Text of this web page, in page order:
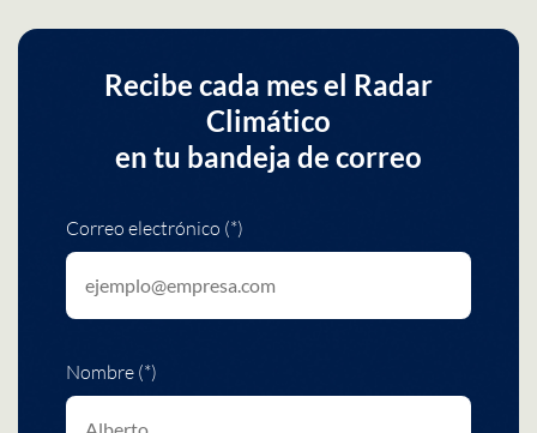
Recibe cada mes el Radar
Climático
en tu bandeja de correo
Correo electrónico (*)
Nombre (*)